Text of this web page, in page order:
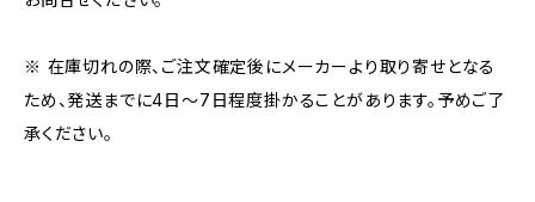
※ 在庫切れの際、ご注文確定後にメーカーより取り寄せとなる
ため、発送までに4日～7日程度掛かることがあります。予めご了
承ください。